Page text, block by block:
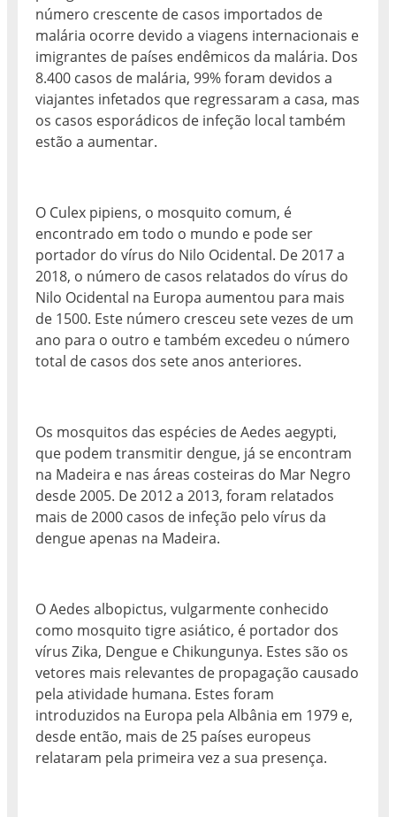
número crescente de casos importados de
malária ocorre devido a viagens internacionais e
imigrantes de países endêmicos da malária. Dos
8.400 casos de malária, 99% foram devidos a
viajantes infetados que regressaram a casa, mas
os casos esporádicos de infeção local também
estão a aumentar.
O Culex pipiens, o mosquito comum, é
encontrado em todo o mundo e pode ser
portador do vírus do Nilo Ocidental. De 2017 a
2018, o número de casos relatados do vírus do
Nilo Ocidental na Europa aumentou para mais
de 1500. Este número cresceu sete vezes de um
ano para o outro e também excedeu o número
total de casos dos sete anos anteriores.
Os mosquitos das espécies de Aedes aegypti,
que podem transmitir dengue, já se encontram
na Madeira e nas áreas costeiras do Mar Negro
desde 2005. De 2012 a 2013, foram relatados
mais de 2000 casos de infeção pelo vírus da
dengue apenas na Madeira.
O Aedes albopictus, vulgarmente conhecido
como mosquito tigre asiático, é portador dos
vírus Zika, Dengue e Chikungunya. Estes são os
vetores mais relevantes de propagação causado
pela atividade humana. Estes foram
introduzidos na Europa pela Albânia em 1979 e,
desde então, mais de 25 países europeus
relataram pela primeira vez a sua presença.